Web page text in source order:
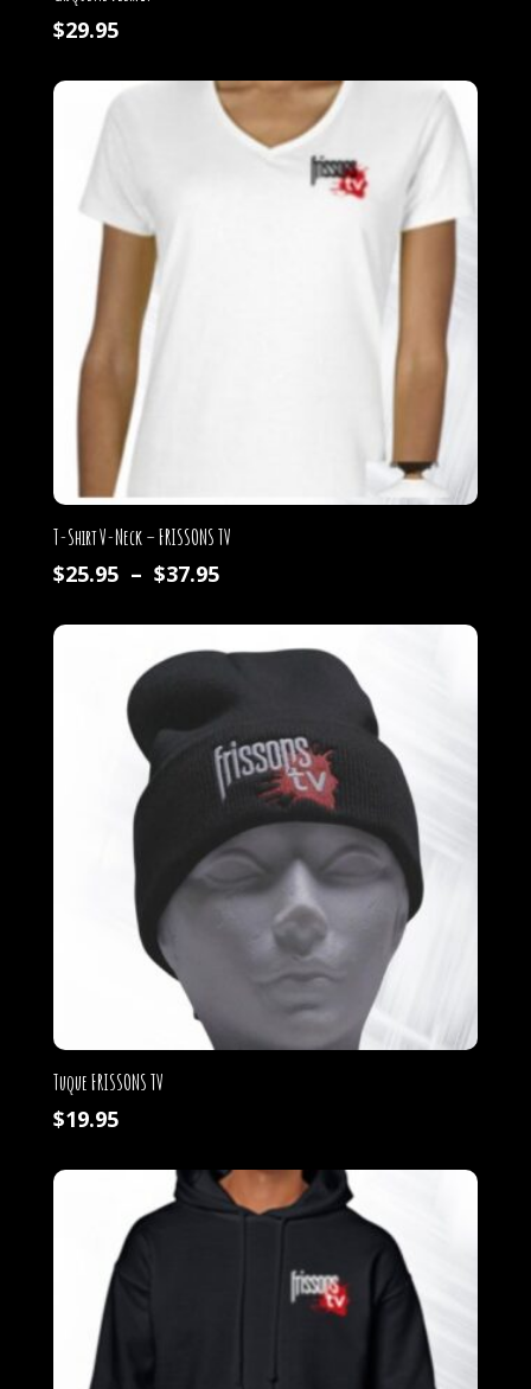
$29.95
T-Shirt V-Neck – FRISSONS TV
$25.95 – $37.95Plage
prix :
Tuque FRISSONS TV
$19.95